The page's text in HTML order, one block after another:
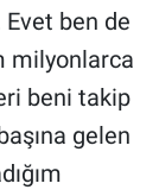
ben de
milyonlarca
beni takip
gelen